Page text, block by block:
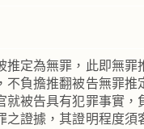
定為無罪，此即無罪
不負擔推翻被告無罪推
被告具有犯罪事實，
之證據，其證明程度須